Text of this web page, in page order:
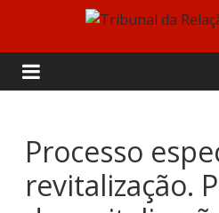
content
Tribunal
da
Relação
de
Processo
revitalização.